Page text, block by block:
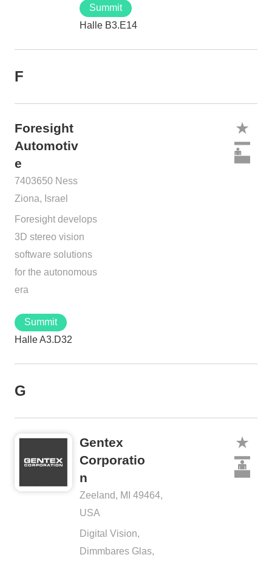
Summit
Halle B3.E14
F
Foresight
Automotiv
e
7403650 Ness
Ziona, Israel
Foresight develops
3D stereo vision
software solutions
for the autonomous
era
Summit
Halle A3.D32
G
Gentex
Corporatio
n
Zeeland, MI 49464,
USA
Digital Vision,
Dimmbares Glas,